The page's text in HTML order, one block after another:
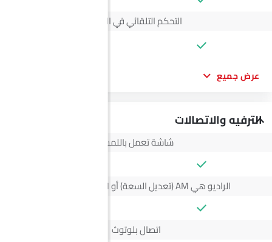
التحكم التلقائي في المناخ
عرض جميع
الترفيه والاتصالات
شاشة تعمل باللمس
الراديو هي AM (تعديل السعة) أو FM (تضمين التردد)،
اتصال بلوتوث